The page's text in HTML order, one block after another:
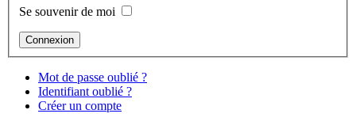
Se souvenir de moi
Mot de passe oublié ?
Identifiant oublié ?
Créer un compte